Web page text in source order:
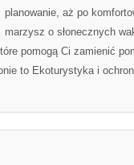
planowanie, aż po
marzysz o słonecznych
pomogą Ci zamienić
to Ekoturystyka i